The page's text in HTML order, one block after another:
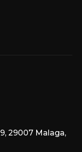
29007 Malaga,